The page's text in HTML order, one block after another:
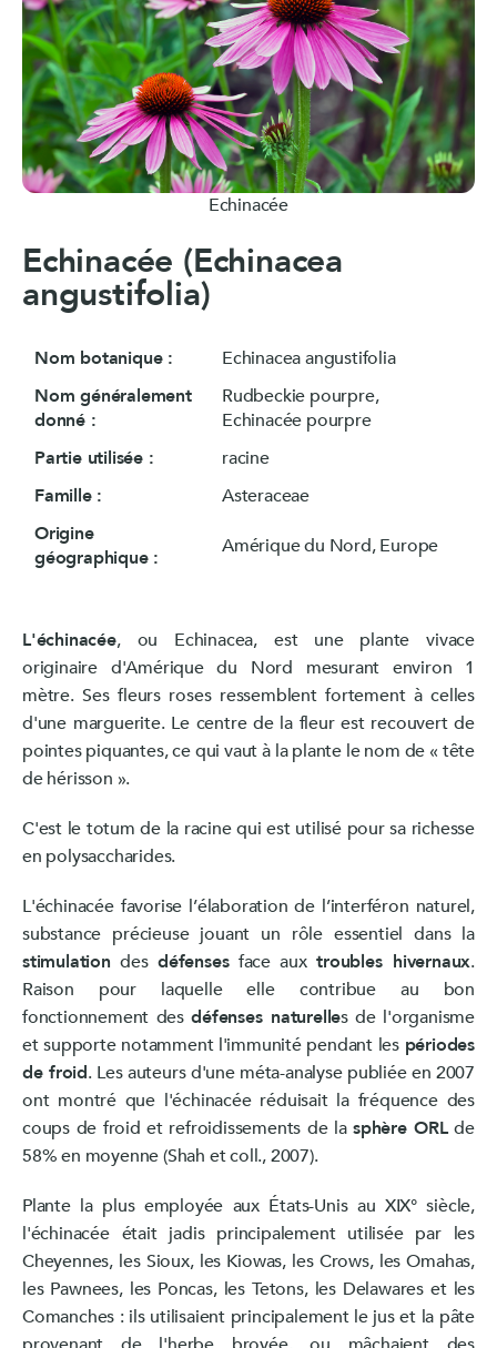
Echinacée
Echinacée (Echinacea
angustifolia)
Nom botanique :
Echinacea angustifolia
Nom généralement
donné :
Rudbeckie pourpre,
Echinacée pourpre
Partie utilisée :
racine
Famille :
Asteraceae
Origine
géographique :
Amérique du Nord, Europe
L'échinacée, ou Echinacea, est une plante vivace
originaire d'Amérique du Nord mesurant environ 1
mètre. Ses fleurs roses ressemblent fortement à celles
d'une marguerite. Le centre de la fleur est recouvert de
pointes piquantes, ce qui vaut à la plante le nom de « tête
de hérisson ».
C'est le totum de la racine qui est utilisé pour sa richesse
en polysaccharides.
L'échinacée favorise l’élaboration de l’interféron naturel,
substance précieuse jouant un rôle essentiel dans la
stimulation des défensesface auxtroubles hivernaux.
Raison pour laquelle elle contribue au bon
fonctionnement desdéfenses naturelles de l'organisme
et supporte notamment l'immunité pendant les périodes
de froid. Les auteurs d'une méta-analyse publiée en 2007
ont montré que l'échinacée réduisait la fréquence des
coups de froid et refroidissements de lasphère ORLde
58% en moyenne (Shah et coll., 2007).
Plante la plus employée aux États-Unis au XIX° siècle,
l'échinacée était jadis principalement utilisée par les
Cheyennes, les Sioux, les Kiowas, les Crows, les Omahas,
les Pawnees, les Poncas, les Tetons, les Delawares et les
Comanches : ils utilisaient principalement le jus et la pâte